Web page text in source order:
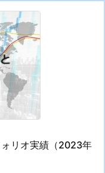
リオ実績（2023年